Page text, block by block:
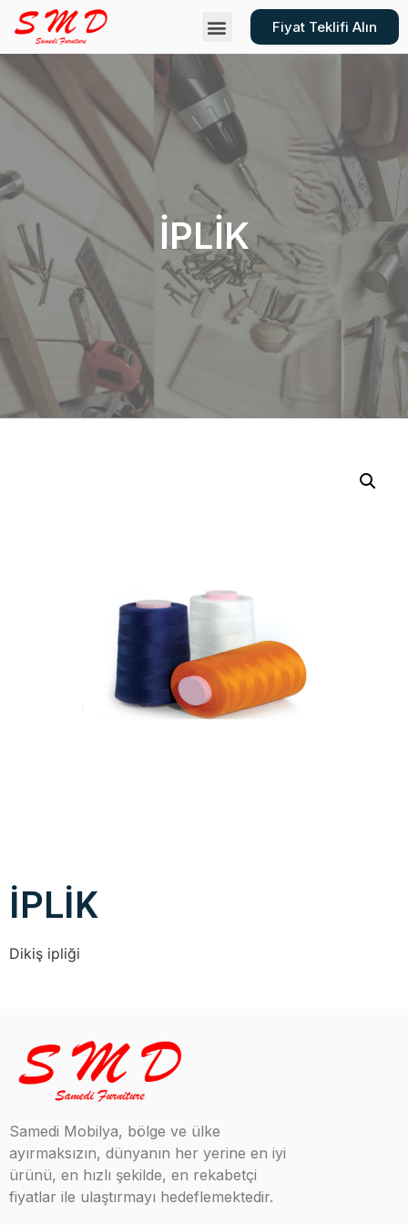
Fiyat Teklifi Alın
İPLİK
İPLİK
Dikiş ipliği
Samedi Mobilya, bölge ve ülke
ayırmaksızın, dünyanın her yerine en iyi
ürünü, en hızlı şekilde, en rekabetçi
fiyatlar ile ulaştırmayı hedeflemektedir.